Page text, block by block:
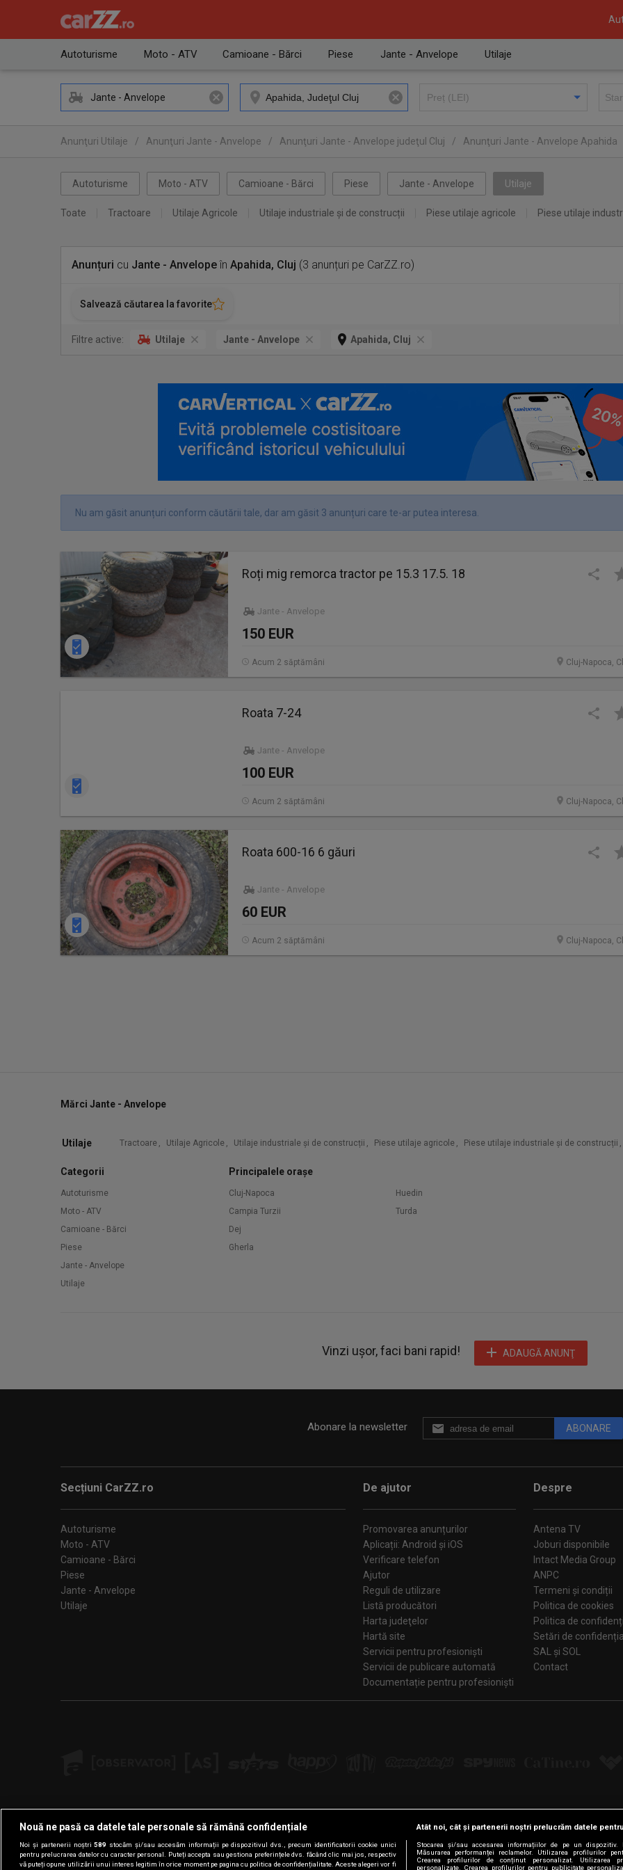
Autoturisme Moto - ATV Camioane - Bărci Piese Jante - Anvelope Utilaje
Jante - Anvelope
Anunţuri Utilaje / Anunţuri Jante - Anvelope / Anunţuri Jante - Anvelope judeţul Cluj / Anunţuri Jante - Anvelope Apahida
Autoturisme Moto - ATV Camioane - Bărci Piese Jante - Anvelope Utilaje
Toate Tractoare Utilaje Agricole Utilaje industriale și de construcții Piese utilaje agricole Piese utilaje
Anunțuri cu Jante - Anvelopeîn Apahida, Cluj (3 anunțuri pe CarZZ.ro)
Salvează căutarea la favorite
Filtre active: Utilaje Jante - Anvelope Apahida, Cluj
Nu am găsit anunțuri conform căutării tale, dar am găsit 3 anunțuri care te-ar putea interesa.
Roți mig remorca tractor pe 15.3 17.5. 18
Jante - Anvelope
150 EUR
Cluj-Napoca,
Acum 2 săptămâni
Roata 7-24
Jante - Anvelope
100 EUR
Cluj-Napoca,
Acum 2 săptămâni
Roata 600-16 6 găuri
Jante - Anvelope
60 EUR
Cluj-Napoca,
Acum 2 săptămâni
Mărci Jante - Anvelope
Utilaje Tractoare , Utilaje Agricole , Utilaje industriale și de construcții , Piese utilaje agricole , Piese utilaje industriale și de construcții ,
Categorii
Autoturisme
Moto - ATV
Camioane - Bărci
Piese
Jante - Anvelope
Utilaje
Principalele orașe
Cluj-Napoca
Campia Turzii
Dej
Gherla
Huedin
Turda
Vinzi ușor, faci bani rapid! ADAUGĂ ANUNŢ
Abonare la newsletter ABONARE
Secțiuni CarZZ.ro
Autoturisme
Moto - ATV
Camioane - Bărci
Piese
Jante - Anvelope
Utilaje
De ajutor
Promovarea anunțurilor
Aplicații: Android și iOS
Verificare telefon
Ajutor
Reguli de utilizare
Listă producători
Harta judeţelor
Hartă site
Servicii pentru profesioniști
Servicii de publicare automată
Documentație pentru profesioniști
Despre
Antena TV
Joburi disponibile
Intact Media Group
ANPC
Termeni și condiții
Politica de cookies
Politica de
Setări de
SAL și SOL
Contact
Urmărește-ne pe:
Nouă ne pasă ca datele tale personale să rămână confidențiale
Noi și partenerii noștri589 stocăm și/sau accesăm informații pe dispozitivul dvs., precum identificatorii cookie unici
pentru prelucrarea datelor cu caracter personal. Puteți accepta sau gestiona preferințele dvs. făcând clic mai jos, respectiv
vă puteți opune utilizării unui interes legitim în orice moment pe pagina cu politica de confidențialitate. Aceste alegeri vor fi
Atât noi, cât și partenerii noștri prelucrăm datele
Stocarea și/sau accesarea informațiilor de pe un dispozitiv.
Măsurarea performanței reclamelor. Utilizarea profilurilor
Crearea profilurilor de conținut personalizat. Utilizarea
personalizate. Crearea profilurilor pentru publicitate